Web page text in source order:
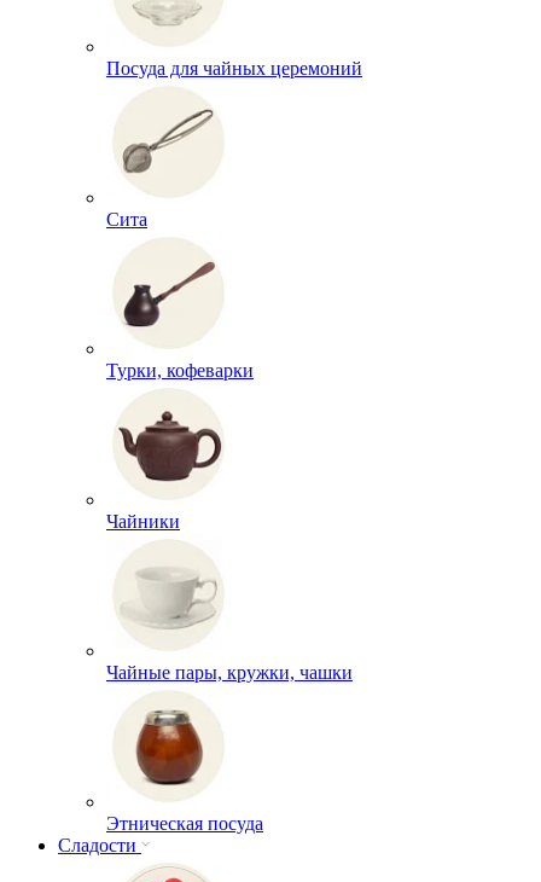
Посуда для чайных церемоний
Сита
Турки, кофеварки
Чайники
Чайные пары, кружки, чашки
Этническая посуда
Сладости